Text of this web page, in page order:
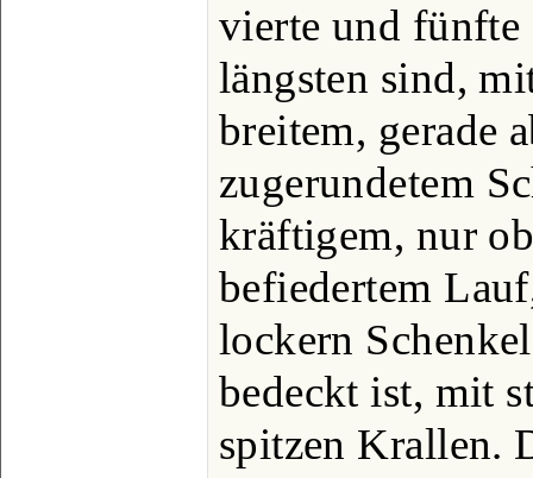
vierte und fünfte
längsten sind,
breitem, gerade
zugerundetem
kräftigem, nur
befiedertem
lockern
bedeckt ist, mit
spitzen Krallen.